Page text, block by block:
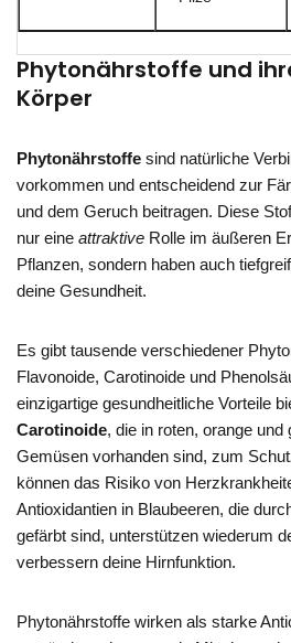
Phytonährstoffe und
Körper
Phytonährstoffe sind natürliche
vorkommen und entscheidend zur
und dem Geruch beitragen. Diese
nur eine attraktive Rolle im äußeren
Pflanzen, sondern haben auch
deine Gesundheit.
Es gibt tausende verschiedener
Flavonoide, Carotinoide und
einzigartige gesundheitliche Vorteile
Carotinoide, die in roten, orange und
Gemüsen vorhanden sind, zum
können das Risiko von
Antioxidantien in Blaubeeren, die
gefärbt sind, unterstützen wiederum
verbessern deine Hirnfunktion.
Phytonährstoffe wirken als starke